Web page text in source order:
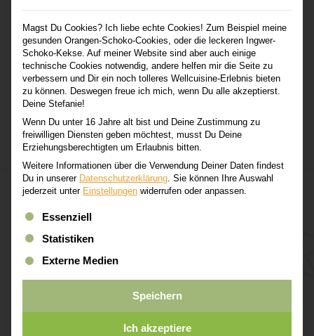
Suchbegriffen.
Verpasse keine gesunde
Rezeptidee!
meinen Mallorca Foodie-Guide 2026 als
Magst Du Cookies? Ich liebe echte Cookies! Zum Beispiel meine
gesunden Orangen-Schoko-Cookies, oder die leckeren Ingwer-
Schoko-Kekse. Auf meiner Website sind aber auch einige
technische Cookies notwendig, andere helfen mir die Seite zu
verbessern und Dir ein noch tolleres Wellcuisine-Erlebnis bieten
zu können. Deswegen freue ich mich, wenn Du alle akzeptierst.
Deine Stefanie!
Wenn Du unter 16 Jahre alt bist und Deine Zustimmung zu
freiwilligen Diensten geben möchtest, musst Du Deine
Erziehungsberechtigten um Erlaubnis bitten.
Weitere Informationen über die Verwendung Deiner Daten findest
Du in unserer Datenschutzerklärung Sie können Ihre Auswahl
jederzeit unter Einstellungen widerrufen oder anpassen.
Es folgt eine Liste der Service-Gruppen, für die eine
Essenziell
Statistiken
Externe Medien
Speichern
Ich akzeptiere